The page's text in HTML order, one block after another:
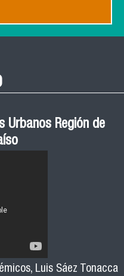
Urbanos Región de
Luis Sáez Tonacca